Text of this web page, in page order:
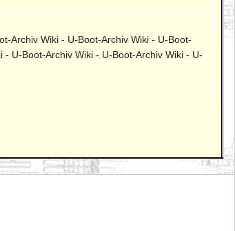
Archiv Wiki - U-Boot-Archiv Wiki - U-Boot-
U-Boot-Archiv Wiki - U-Boot-Archiv Wiki - U-